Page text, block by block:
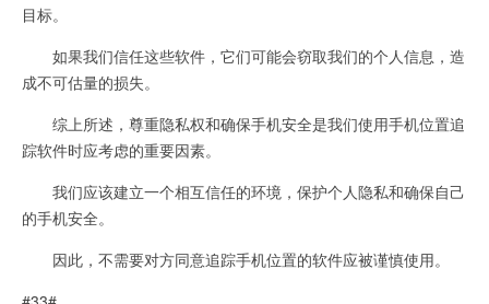
目标。
如果我们信任这些软件，它们可能会窃取我们的个人信息，造
成不可估量的损失。
综上所述，尊重隐私权和确保手机安全是我们使用手机位置追
踪软件时应考虑的重要因素。
我们应该建立一个相互信任的环境，保护个人隐私和确保自己
的手机安全。
因此，不需要对方同意追踪手机位置的软件应被谨慎使用。